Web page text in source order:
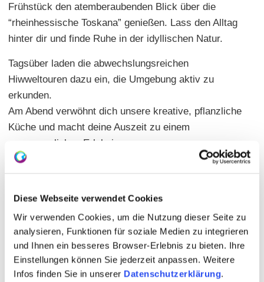
Diese Webseite verwendet Cookies
Wir verwenden Cookies, um die Nutzung dieser Seite zu
analysieren, Funktionen für soziale Medien zu integrieren
und Ihnen ein besseres Browser-Erlebnis zu bieten. Ihre
Einstellungen können Sie jederzeit anpassen. Weitere
Infos finden Sie in unserer Datenschutzerklärung.
Frühstück den atemberaubenden Blick über die
“rheinhessische Toskana” genießen. Lass den Alltag
hinter dir und finde Ruhe in der idyllischen Natur.
Tagsüber laden die abwechslungsreichen
Hiwweltouren dazu ein, die Umgebung aktiv zu
erkunden.
Am Abend verwöhnt dich unsere kreative, pflanzliche
Küche und macht deine Auszeit zu einem
unvergesslichen Erlebnis.